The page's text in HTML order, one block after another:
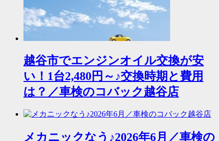
越谷市でエンジンオイル交換が安
い！1台2,480円～♪交換時期と費用
は？／車検のコバック越谷店
メカニックなう♪2026年6月／車検の